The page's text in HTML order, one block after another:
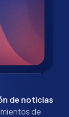
de noticias
de